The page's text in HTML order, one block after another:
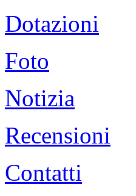
Dotazioni
Foto
Notizia
Recensioni
Contatti